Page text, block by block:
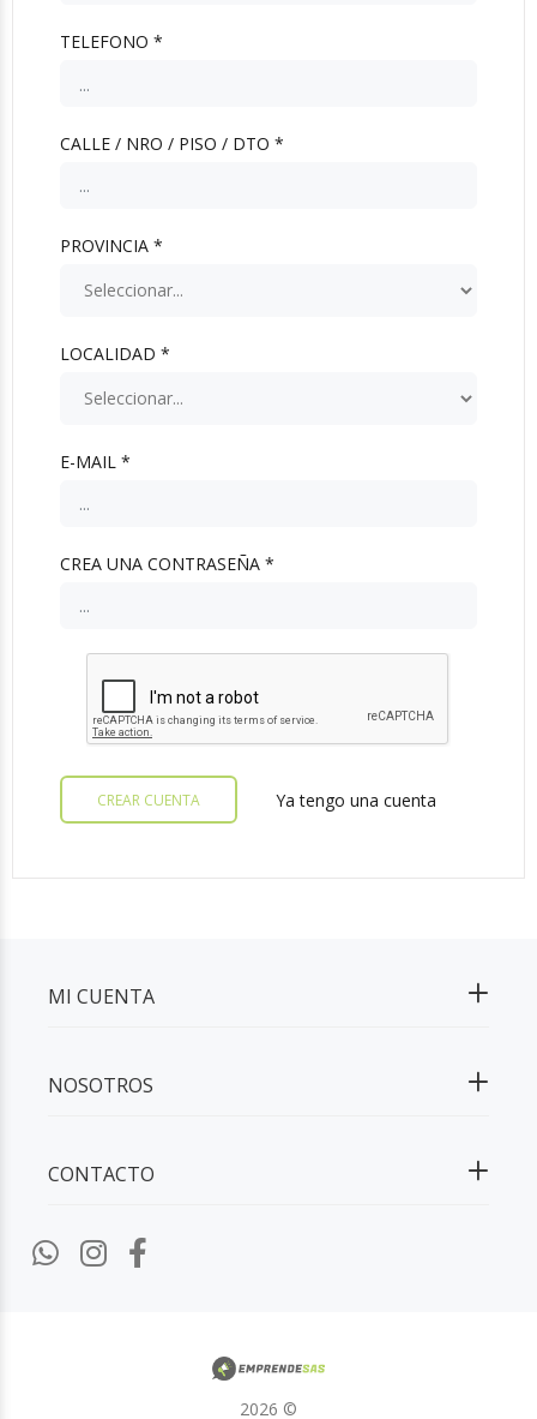
TELEFONO *
CALLE / NRO / PISO / DTO *
PROVINCIA *
LOCALIDAD *
E-MAIL *
CREA UNA CONTRASEÑA *
CREAR CUENTA Ya tengo una cuenta
MI CUENTA
CONTACTO
2026 ©